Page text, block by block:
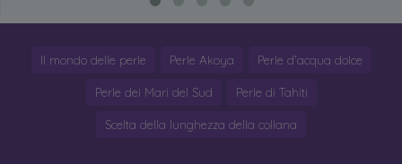
Il mondo delle perle Perle Akoya Perle d'acqua dolce
Perle dei Mari del Sud Perle di Tahiti
Scelta della lunghezza della collana